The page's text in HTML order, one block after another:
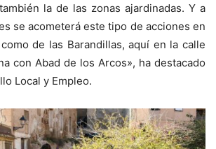
la de las zonas ajardinadas. Y a
se acometerá este tipo de acciones en
de las Barandillas, aquí en la calle
con Abad de los Arcos», ha destacado
Local y Empleo.